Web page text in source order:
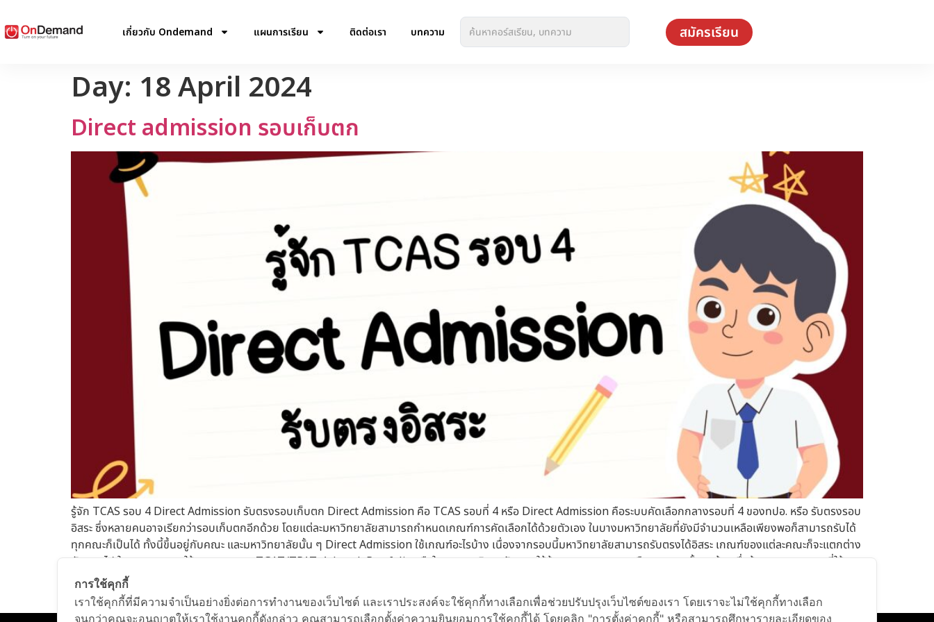
เกี่ยวกับ Ondemand แผนการเรียน ติดต่อเรา บทความ สมัครเรียน
Day: 18 April 2024
Direct admission รอบเก็บตก
รู้จัก TCAS รอบ 4 Direct Admission รับตรงรอบเก็บตก Direct Admission คือ TCAS รอบที่ 4 หรือ Direct Admission คือระบบคัดเลือกกลางรอบที่ 4 ของทปอ. หรือ รับตรงรอบ
อิสระ ซึ่งหลายคนอาจเรียกว่ารอบเก็บตกอีกด้วย โดยแต่ละมหาวิทยาลัยสามารถกำหนดเกณฑ์การคัดเลือกได้ด้วยตัวเอง ในบางมหาวิทยาลัยที่ยังมีจำนวนเหลือเพียงพอก็สามารถรับได้
ทุกคณะก็เป็นได้ ทั้งนี้ขึ้นอยู่กับคณะ และมหาวิทยาลัยนั้น ๆ Direct Admission ใช้เกณฑ์อะไรบ้าง เนื่องจากรอบนี้มหาวิทยาลัยสามารถรับตรงได้อิสระ เกณฑ์ของแต่ละคณะก็จะแตกต่าง
กันออกไป ในบางคณะอาจใช้ เกรด คะแนน TGAT/TPAT, A-Level, Portfolio หรือในบางมหาวิทยาลัย อาจใช้ข้อสอบของตนเอง หรือของคณะนั้น ๆ ด้วย ซึ่งข้อสอบและคะแนนที่ใช้จะ
เกี่ยวของกับคณะ และสาขาที่สมัครเข้า เตรียมตัวยังไงให้ติดรอบ Direct Admission น้อง ๆ ที่มีเป้าหมายแล้วควรเช็กเกณฑ์คะแนนแต่ละสาขา และคณะที่สนใจ เพื่อการเตรียมตัวที่ถูก
ต้อง หรือหาก หากต้องการณ์เตรียมตัวล่วงหน้าสามารถดูแนวข้อสอบเก่า […]
การใช้คุกกี้
เราใช้คุกกี้ที่มีความจำเป็นอย่างยิ่งต่อการทำงานของเว็บไซต์ และเราประสงค์จะใช้คุกกี้ทางเลือกเพื่อช่วยปรับปรุงเว็บไซต์ของเรา โดยเราจะไม่ใช้คุกกี้ทางเลือก
จนกว่าคุณจะอนุญาตให้เราใช้งานคุกกี้ดังกล่าว คุณสามารถเลือกตั้งค่าความยินยอมการใช้คุกกี้ได้ โดยคลิก "การตั้งค่าคุกกี้" หรือสามารถศึกษารายละเอียดของ